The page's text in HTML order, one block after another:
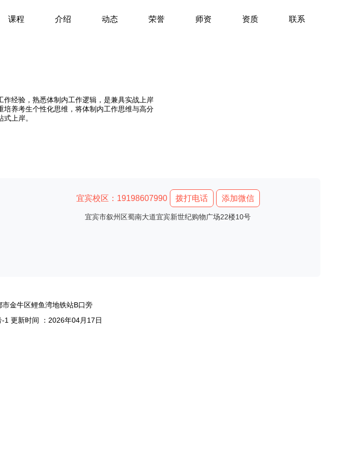
课程 介绍 动态 荣誉 师资 资质 联系
经验，熟悉体制内工作逻辑，是兼具实战上岸
养考生个性化思维，将体制内工作思维与高分
上岸。
宜宾校区：19198607990 拨打电话 添加微信
宜宾市叙州区蜀南大道宜宾新世纪购物广场22楼10号
金牛区鲤鱼湾地铁站B口旁
1 更新时间 ：2026年04月17日